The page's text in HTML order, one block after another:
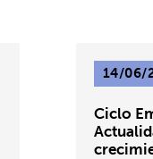
14/06/
Ciclo